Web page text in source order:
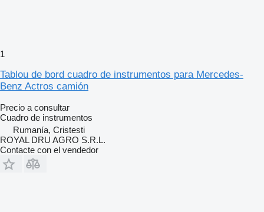
1
Tablou de bord cuadro de instrumentos para Mercedes-
Benz Actros camión
Precio a consultar
Cuadro de instrumentos
Rumanía, Cristesti
ROYAL DRU AGRO S.R.L.
Contacte con el vendedor